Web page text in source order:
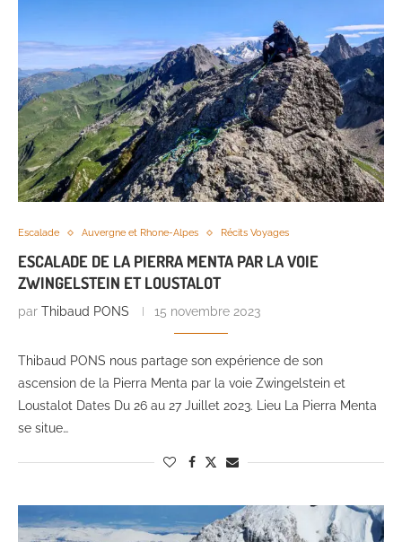
Escalade Auvergne et Rhone-Alpes Récits Voyages
ESCALADE DE LA PIERRA MENTA PAR LA VOIE
ZWINGELSTEIN ET LOUSTALOT
par Thibaud PONS 15 novembre 2023
Thibaud PONS nous partage son expérience de son
ascension de la Pierra Menta par la voie Zwingelstein et
Loustalot Dates Du 26 au 27 Juillet 2023. Lieu La Pierra Menta
se situe…